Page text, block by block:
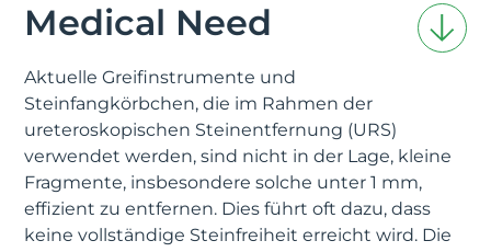
Medical Need
Aktuelle Greifinstrumente und
Steinfangkörbchen, die im Rahmen der
ureteroskopischen Steinentfernung (URS)
verwendet werden, sind nicht in der Lage, kleine
Fragmente, insbesondere solche unter 1 mm,
effizient zu entfernen. Dies führt oft dazu, dass
keine vollständige Steinfreiheit erreicht wird. Die